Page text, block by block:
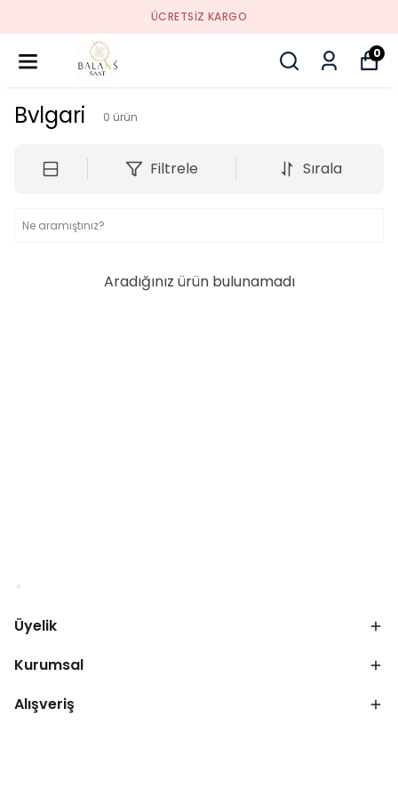
ÜCRETSIZ KARGO
0
Bvlgari 0 ürün
Filtrele Sırala
Aradığınız ürün bulunamadı
Üyelik
Kurumsal
Alışveriş